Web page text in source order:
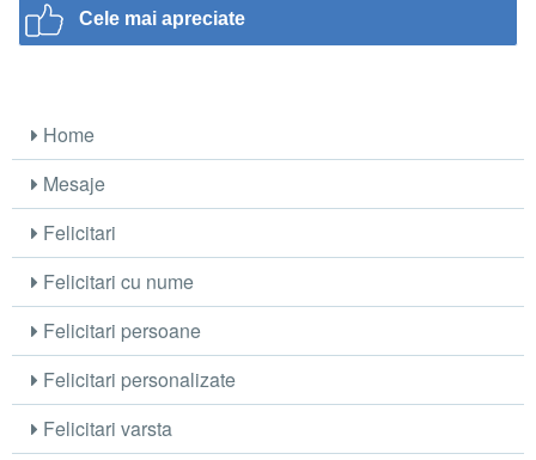
Cele mai apreciate
Home
Mesaje
Felicitari
Felicitari cu nume
Felicitari persoane
Felicitari personalizate
Felicitari varsta